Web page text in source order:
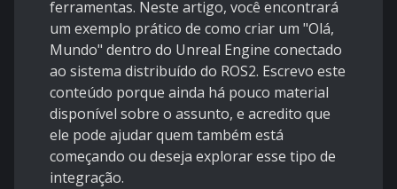
ferramentas. Neste artigo, você encontrará
um exemplo prático de como criar um "Olá,
Mundo" dentro do Unreal Engine conectado
ao sistema distribuído do ROS2. Escrevo este
conteúdo porque ainda há pouco material
disponível sobre o assunto, e acredito que
ele pode ajudar quem também está
começando ou deseja explorar esse tipo de
integração.